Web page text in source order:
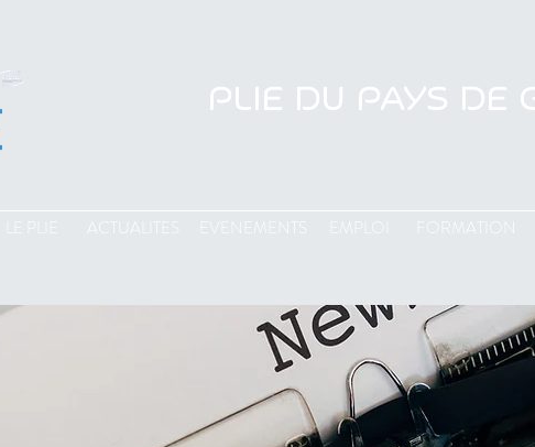
PLIE DU PAYS DE
ACTUALITES EVENEMENTS FORMATION